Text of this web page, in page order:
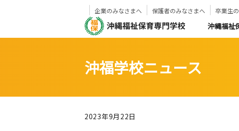
企業のみなさまへ 保護者のみなさまへ 卒業生
沖縄福祉
沖福学校ニュース
2023年9月22日